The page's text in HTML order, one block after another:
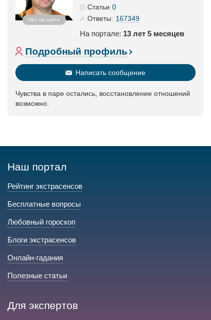
Нет на сайте
Статьи 0
Ответы: 167349
На портале: 13 лет 5 месяцев
Подробный профиль
Написать сообщение
Чувства в паре остались, восстановление отношений
возможно.
Наш портал
Рейтинг экстрасенсов
Бесплатные вопросы
Любовный гороскоп
Блоги экстрасенсов
Онлайн-гадания
Полезные статьи
Для экспертов